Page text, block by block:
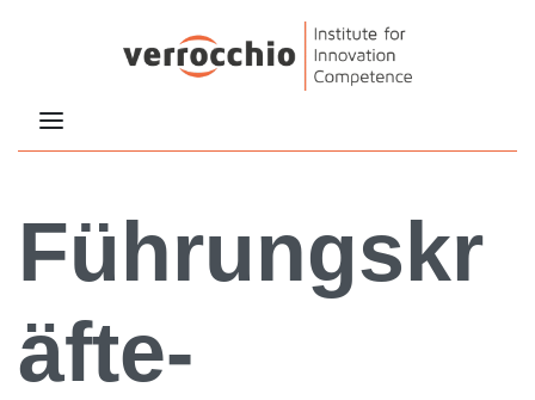
Führungskr
äfte-